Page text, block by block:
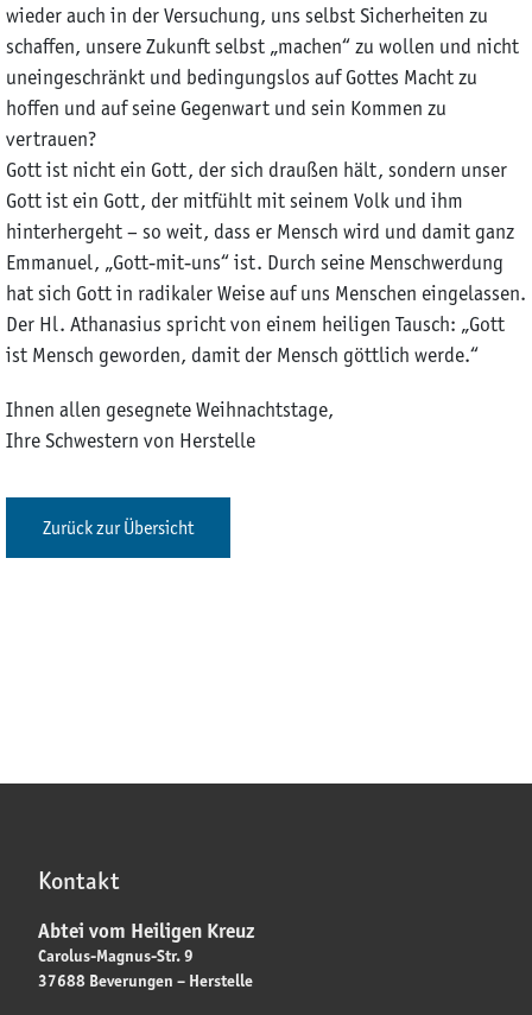
wieder auch in der Versuchung, uns selbst Sicherheiten zu
schaffen, unsere Zukunft selbst „machen“ zu wollen und nicht
uneingeschränkt und bedingungslos auf Gottes Macht zu
hoffen und auf seine Gegenwart und sein Kommen zu
vertrauen?
Gott ist nicht ein Gott, der sich draußen hält, sondern unser
Gott ist ein Gott, der mitfühlt mit seinem Volk und ihm
hinterhergeht – so weit, dass er Mensch wird und damit ganz
Emmanuel, „Gott-mit-uns“ ist. Durch seine Menschwerdung
hat sich Gott in radikaler Weise auf uns Menschen eingelassen.
Der Hl. Athanasius spricht von einem heiligen Tausch: „Gott
ist Mensch geworden, damit der Mensch göttlich werde.“
Ihnen allen gesegnete Weihnachtstage,
Ihre Schwestern von Herstelle
Zurück zur Übersicht
Kontakt
Abtei vom Heiligen Kreuz
Carolus-Magnus-Str. 9
37688 Beverungen – Herstelle